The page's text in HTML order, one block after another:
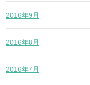
2016年9月
2016年8月
2016年7月